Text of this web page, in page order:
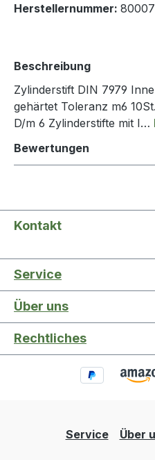
Herstellernummer:
Beschreibung
Zylinderstift DIN 7979
gehärtet Toleranz m6
D/m 6 Zylinderstifte mit I…
Bewertungen
Kontakt
Service
Über uns
Rechtliches
Service Über